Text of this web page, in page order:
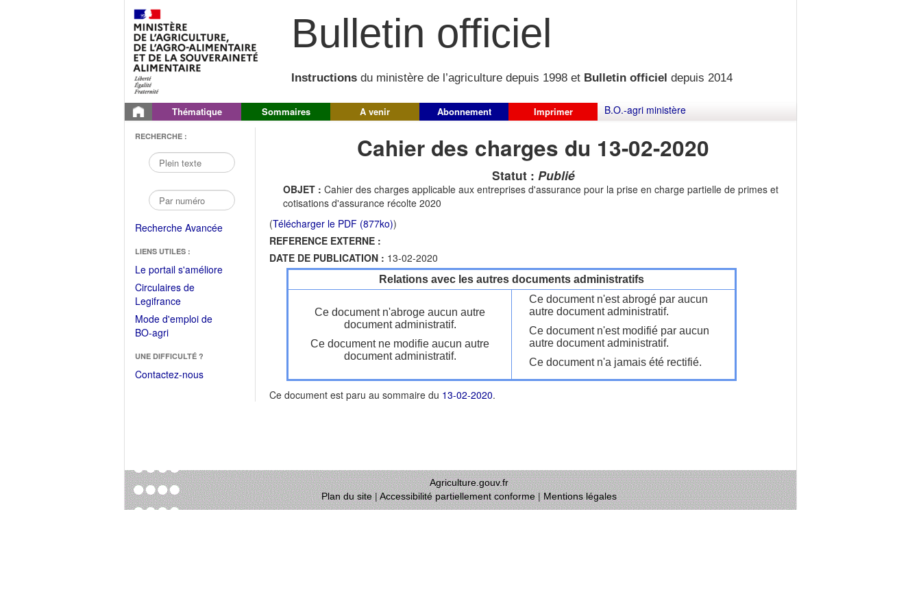
Bulletin officiel
Instructions du ministère de l’agriculture depuis 1998 et Bulletin officiel depuis 2014
Thématique Sommaires A venir Abonnement Imprimer B.O.-agri ministère
RECHERCHE :
Recherche Avancée
LIENS UTILES :
Le portail s'améliore(Fichier
Circulaires de
Legifrance(Ouvrir
dans
une
fenêtre)
Mode d'emploi de
BO-agri(Ouvrir
une
nouvelle
UNE DIFFICULTÉ ?
Contactez-nous
Cahier des charges du 13-02-2020
Statut : Publié
OBJET : Cahier des charges applicable aux entreprises d'assurance pour la prise en charge partielle de primes et
cotisations d'assurance récolte 2020
(Télécharger le PDF (877ko))
REFERENCE EXTERNE :
DATE DE PUBLICATION : 13-02-2020
Relations avec les autres documents administratifs
Ce document n'abroge aucun autre
document administratif.
Ce document ne modifie aucun autre
document administratif.
Ce document n'est abrogé par aucun
autre document administratif.
Ce document n'est modifié par aucun
autre document administratif.
Ce document n'a jamais été rectifié.
Ce document est paru au sommaire du 13-02-2020.
Agriculture.gouv.fr
Plan du site|Accessibilité partiellement conforme|Mentions légales